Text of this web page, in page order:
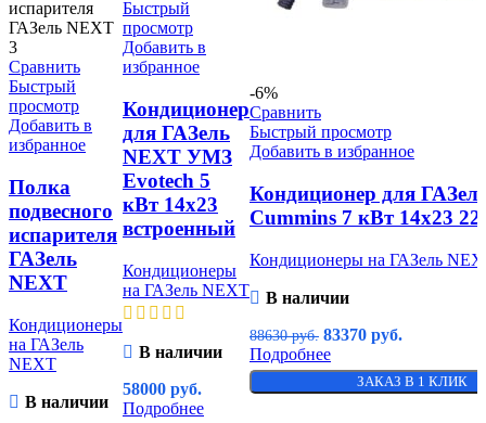
Сравнить
Быстрый
просмотр
Добавить в
избранное
Полка
подвесного
испарителя
ГАЗель
NEXT
Кондиционеры
на ГАЗель
NEXT
В наличии
Быстрый
просмотр
Добавить в
избранное
Кондиционер
для ГАЗель
NEXT УМЗ
Evotech 5
кВт 14х23
встроенный
Кондиционеры
на ГАЗель NEXT
В наличии
58000 руб.
Подробнее
-6%
Сравнить
Быстрый просмотр
Добавить в избранное
Кондиционер для
Cummins 7 кВт 14х23
Кондиционеры на ГАЗель
В наличии
88630руб. 83370 руб.
Подробнее
ЗАКАЗ В 1 КЛИК